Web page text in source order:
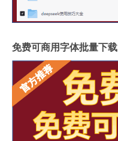
免费可商用字体批量下载